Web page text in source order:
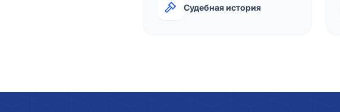
Судебная история